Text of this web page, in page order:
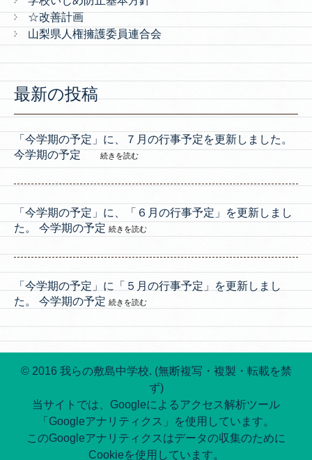
☆改善計画
山梨県人権擁護委員連合会
最新の投稿
「今学期の予定」に、７月の行事予定を更新しました。
今学期の予定
続きを読む
「今学期の予定」に、「６月の行事予定」を更新しまし
た。 今学期の予定 続きを読む
「今学期の予定」に「５月の行事予定」を更新しまし
た。 今学期の予定 続きを読む
© 2016 我らの敷島中学校. (無断複写・複製・転載を禁
ず)
当サイトでは、Googleによるアクセス解析ツール
「Googleアナリティクス」を使用しています。
このGoogleアナリティクスはデータの収集のために
Cookieを使用しています。